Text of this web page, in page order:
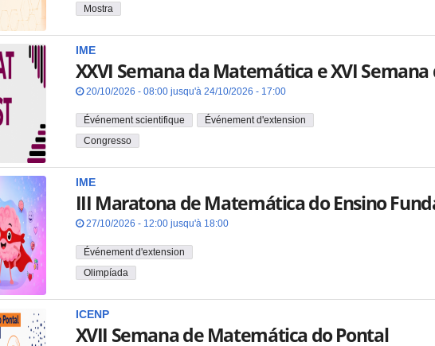
Mostra
IME
XXVI Semana da Matemática e XVI
20/10/2026 - 08:00 jusqu'à 24/10/2026 - 17:00
Événement scientifique
Événement d'extension
Congresso
IME
III Maratona de Matemática do Ensino
27/10/2026 - 12:00 jusqu'à 18:00
Événement d'extension
Olimpíada
ICENP
XVII Semana de Matemática do Pontal